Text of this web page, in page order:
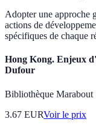
Adopter une approche
actions de
spécifiques de chaque
Hong Kong. Enjeux
Dufour
Bibliothèque Marabout
3.67 EURVoir le prix